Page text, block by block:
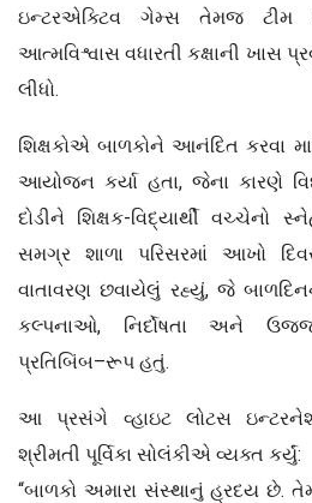
ઇન્ટરએક્ટિવ ગેમ્સ તેમજ ટીમ
આત્મવિશ્વાસ વધારતી કક્ષાની ખાસ
લીધો.
શિક્ષકોએ બાળકોને આનંદિત કરવા
આયોજન કર્યા હતા, જેના કારણે
દોડીને શિક્ષક-વિદ્યાર્થી
સમગ્ર શાળા પરિસરમાં આખો
વાતાવરણ છવાયેલું રહ્યું, જે
કલ્પનાઓ, નિર્દોષતા અને
પ્રતિબિંબ–રૂપ હતું.
આ પ્રસંગે વ્હાઇટ લોટસ
શ્રીમતી પૂર્વિકા સોલંકીએ વ્યક્ત કર્યું:
“બાળકો અમારા સંસ્થાનું હ્રદય છે.